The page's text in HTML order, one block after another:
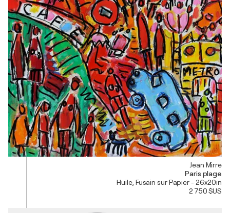
Jean Mirre
Paris plage
Huile, Fusain sur Papier - 26x20in
2 750 $US